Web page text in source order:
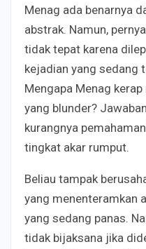
Menag ada benarnya
abstrak. Namun,
tidak tepat karena
kejadian yang sedang
Mengapa Menag
yang blunder?
kurangnya
tingkat akar rumput.
Beliau tampak
yang menenteramkan
yang sedang panas.
tidak bijaksana jika